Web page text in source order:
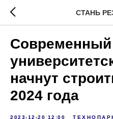
СТАНЬ
Современный
начнут
2024 года
2023-12-20 12:00